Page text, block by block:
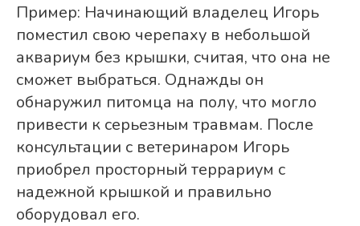
Пример: Начинающий владелец Игорь
поместил свою черепаху в небольшой
аквариум без крышки, считая, что она не
сможет выбраться. Однажды он
обнаружил питомца на полу, что могло
привести к серьезным травмам. После
консультации с ветеринаром Игорь
приобрел просторный террариум с
надежной крышкой и правильно
оборудовал его.